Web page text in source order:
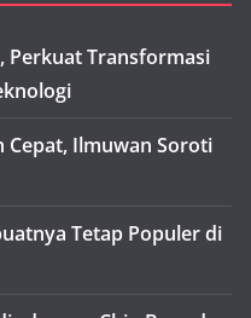
Perkuat Transformasi
Cepat, Ilmuwan Soroti
Tetap Populer di